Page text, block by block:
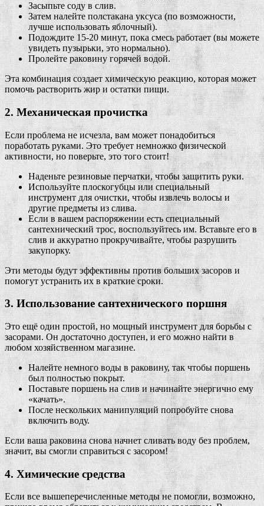
Засыпьте соду в слив.
Затем налейте полстакана уксуса (по возможности,
лучше использовать яблочный).
Подождите 15-20 минут, пока смесь работает (вы можете
увидеть пузырьки, это нормально).
Пролейте раковину горячей водой.
Эта комбинация создает химическую реакцию, которая может
помочь растворить жир и остатки пищи.
2. Механическая прочистка
Если проблема не исчезла, вам может понадобиться
поработать руками. Это требует немножко физической
активности, но поверьте, это того стоит!
Наденьте резиновые перчатки, чтобы защитить руки.
Используйте плоскогубцы или специальный
инструмент для очистки, чтобы извлечь волосы и
другие предметы из слива.
Если в вашем распоряжении есть специальный
сантехнический трос, воспользуйтесь им. Вставьте его в
слив и аккуратно прокручивайте, чтобы разрушить
закупорку.
Эти методы будут эффективны против больших засоров и
помогут устранить их в краткие сроки.
3. Использование сантехнического поршня
Это ещё один простой, но мощный инструмент для борьбы с
засорами. Он достаточно доступен, и его можно найти в
любом хозяйственном магазине.
Налейте немного воды в раковину, так чтобы поршень
был полностью покрыт.
Поставьте поршень на слив и начинайте энергично ему
«качать».
После нескольких манипуляций попробуйте снова
включить воду.
Если ваша раковина снова начнет сливать воду без проблем,
значит, вы смогли справиться с засором!
4. Химические средства
Если все вышеперечисленные методы не помогли, возможно,